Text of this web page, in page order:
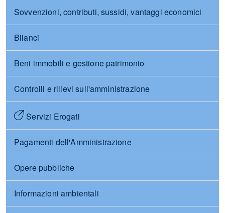
Sovvenzioni, contributi, sussidi, vantaggi economici
Bilanci
Beni immobili e gestione patrimonio
Controlli e rilievi sull'amministrazione
Servizi Erogati
Pagamenti dell'Amministrazione
Opere pubbliche
Informazioni ambientali